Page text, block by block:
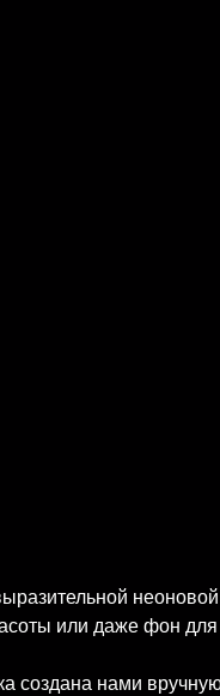
или даже фон
создана нами